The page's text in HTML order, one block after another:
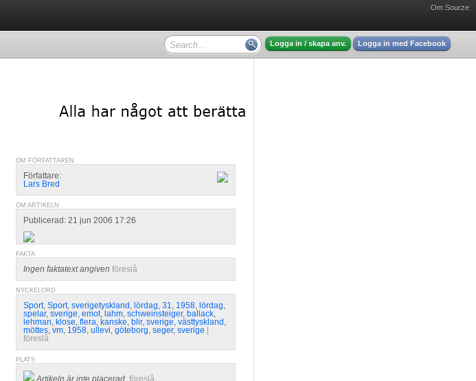
Om Sourze
Logga in / skapa anv. Logga in med Facebook
OM FÖRFATTAREN
Författare:
Lars Bred
OM ARTIKELN
Publicerad: 21 jun 2006 17:26
FAKTA
Ingen faktatext angiven föreslå
NYCKELORD
Sport, Sport, sverigetyskland , lördag, 31, 1958, lördag,
spelar, sverige, emot, lahm, schweinsteiger, ballack,
lehman, klose, flera, kanske, blir, sverige, västtyskland ,
möttes, vm, 1958, ullevi, göteborg, seger, sverige
föreslå
PLATS
Artikeln är inte placerad. föreslå